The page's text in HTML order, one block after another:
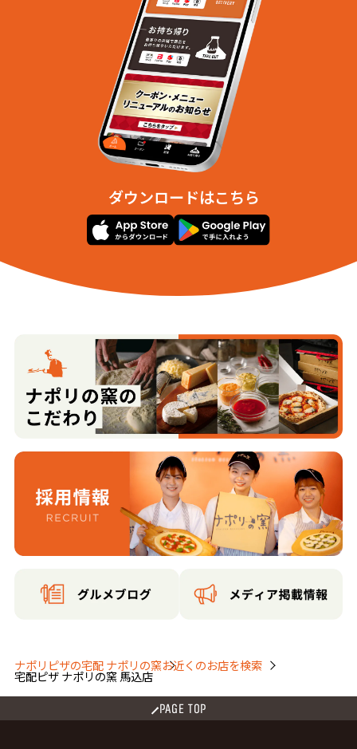
池上２丁目
池上４丁目
石川町２丁目
大森北２丁目
大森北４丁目
大森北６丁目
大森本町１丁目
大森本町２丁目
上池台１丁目
上池台２丁目
上池台３丁目
上池台４丁目
上池台５丁目
北千束１丁目
北千束３丁目
北馬込２丁目
久が原１丁目
久が原２丁目
久が原３丁目
久が原４丁目
久が原５丁目
久が原６丁目
山王１丁目
山王４丁目
中央３丁目
仲池上１丁目
仲池上２丁目
中馬込１丁目
中馬込２丁目
中馬込３丁目
西馬込１丁目
西馬込２丁目
東馬込１丁目
東馬込２丁目
東嶺町
東雪谷１丁目
東雪谷２丁目
東雪谷３丁目
東雪谷５丁目
南千束１丁目
南千束２丁目
南馬込１丁目
南馬込２丁目
南馬込３丁目
南馬込４丁目
南馬込５丁目
南馬込６丁目
南雪谷１丁目
南雪谷３丁目
南雪谷４丁目
南雪谷５丁目
ダウンロードはこちら
ナポリピザの宅配 ナポリの窯お近くのお店を検索
宅配ピザ ナポリの窯 馬込店
PAGE TOP